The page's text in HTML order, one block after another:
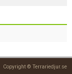
Copyright © Terrariedjur.se